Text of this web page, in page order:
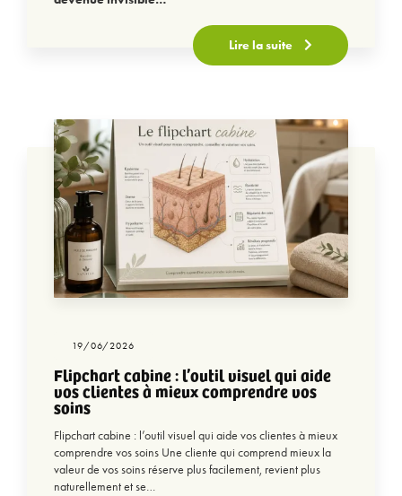
Lire la suite
19/06/2026
Flipchart cabine : l’outil visuel qui aide
vos clientes à mieux comprendre vos
soins
Flipchart cabine : l’outil visuel qui aide vos clientes à mieux
comprendre vos soins Une cliente qui comprend mieux la
valeur de vos soins réserve plus facilement, revient plus
naturellement et se…